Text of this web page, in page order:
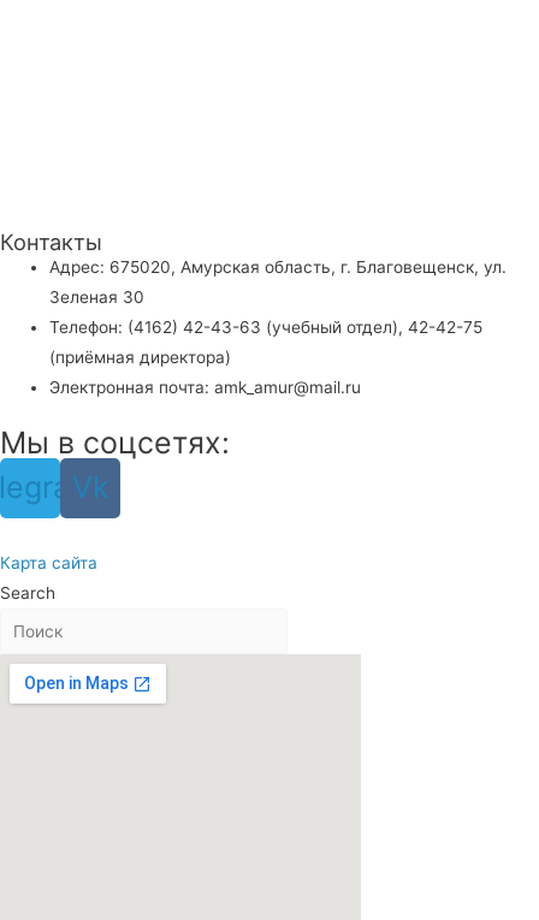
Контакты
Адрес: 675020, Амурская область, г. Благовещенск, ул.
Зеленая 30
Телефон: (4162) 42-43-63 (учебный отдел), 42-42-75
(приёмная директора)
Электронная почта: amk_amur@mail.ru
Мы в соцсетях:
Vk
Карта сайта
Search